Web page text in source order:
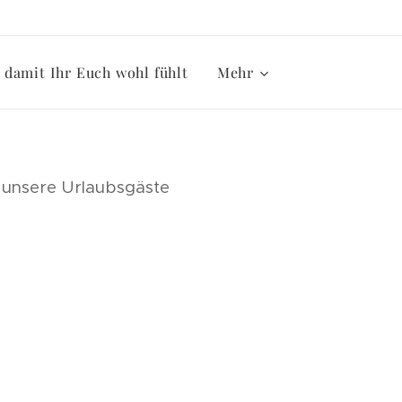
damit Ihr Euch wohl fühlt Mehr
Urlaubsgäste